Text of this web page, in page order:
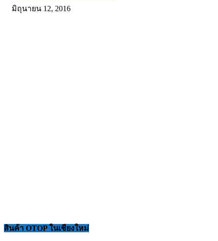
มิถุนายน 12, 2016
สินค้า OTOP ในเชียงใหม่